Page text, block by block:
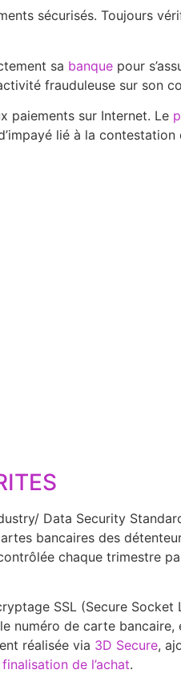
sécurisés. Toujours
sa banque pour
frauduleuse sur son
paiements sur Internet. Le
lié à la contestation
Data Security
bancaires des
chaque trimestre
SSL (Secure
numéro de carte
réalisée via 3D Secure,
finalisation de l’achat.